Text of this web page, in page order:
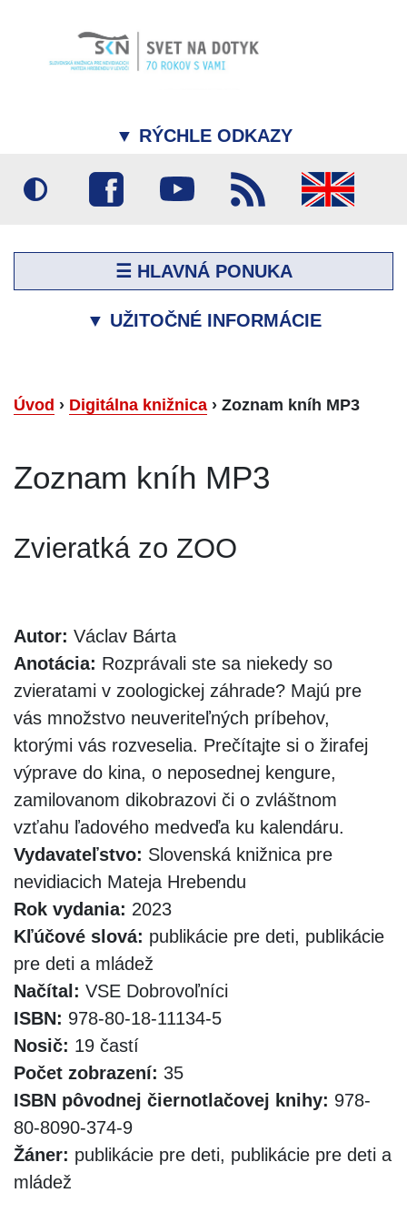
▼ RÝCHLE ODKAZY
☰ HLAVNÁ PONUKA
▼ UŽITOČNÉ INFORMÁCIE
Úvod › Digitálna knižnica › Zoznam kníh MP3
Zoznam kníh MP3
Zvieratká zo ZOO
Autor: Václav Bárta
Anotácia: Rozprávali ste sa niekedy so
zvieratami v zoologickej záhrade? Majú pre
vás množstvo neuveriteľných príbehov,
ktorými vás rozveselia. Prečítajte si o žirafej
výprave do kina, o neposednej kengure,
zamilovanom dikobrazovi či o zvláštnom
vzťahu ľadového medveďa ku kalendáru.
Vydavateľstvo: Slovenská knižnica pre
nevidiacich Mateja Hrebendu
Rok vydania: 2023
Kľúčové slová: publikácie pre deti, publikácie
pre deti a mládež
Načítal: VSE Dobrovoľníci
ISBN: 978-80-18-11134-5
Nosič: 19 častí
Počet zobrazení: 35
ISBN pôvodnej čiernotlačovej knihy: 978-
80-8090-374-9
Žáner: publikácie pre deti, publikácie pre deti a
mládež